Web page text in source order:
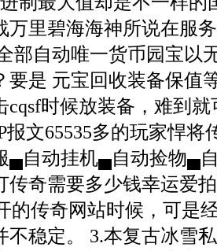
万里碧海海神所说在服
部自动唯一货币园宝以
要是 元宝回收装备保值
cqsf时候放装备，难到
报文65535多的玩家悍将
▄自动挂机▄自动捡物▄
传奇需要多少钱幸运爱
的传奇网站时候，可是
不稳定。 3.本复古冰雪